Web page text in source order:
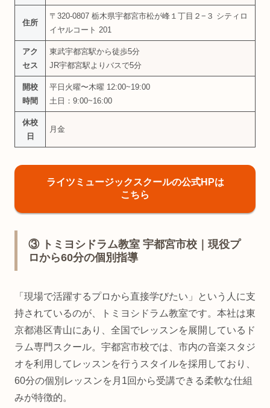
住所
〒320-0807 栃木県宇都宮市松が峰１丁目２−３ シティロ
イヤルコート 201
アク
セス
東武宇都宮駅から徒歩5分
JR宇都宮駅よりバスで5分
開校
時間
平日火曜〜木曜 12:00~19:00
土日：9:00~16:00
休校
日
月金
ライツミュージックスクールの公式HPは
こちら
③ トミヨシドラム教室 宇都宮市校｜現役プ
ロから60分の個別指導
「現場で活躍するプロから直接学びたい」という人に支
持されているのが、トミヨシドラム教室です。本社は東
京都港区青山にあり、全国でレッスンを展開しているド
ラム専門スクール。宇都宮市校では、市内の音楽スタジ
オを利用してレッスンを行うスタイルを採用しており、
60分の個別レッスンを月1回から受講できる柔軟な仕組
みが特徴的。